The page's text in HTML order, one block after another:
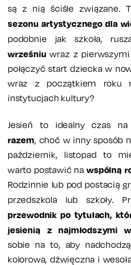
są z nią ściśle związane.
sezonu artystycznego dla
podobnie jak szkoła,
wrześniuwraz z pierwszymi
połączyć start dziecka w
wraz z początkiem roku
instytucjach kultury?
Jesień to idealny czas na
razem, choć w inny sposób
październik, listopad to
warto postawić nawspólną
Rodzinnie lub pod postacią
przedszkola lub szkoły.
przewodnik po tytułach,
jesienią z najmłodszymi
sobie na to, aby
kolorowa, dźwięczna i